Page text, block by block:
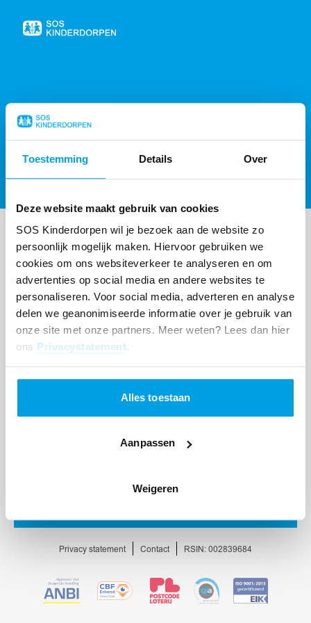
Toestemming Details Over
Deze website maakt gebruik van cookies
SOS Kinderdorpen wil je bezoek aan de website zo
persoonlijk mogelijk maken. Hiervoor gebruiken we
cookies om ons websiteverkeer te analyseren en om
advertenties op social media en andere websites te
personaliseren. Voor social media, adverteren en analyse
delen we geanonimiseerde informatie over je gebruik van
onze site met onze partners. Meer weten? Lees dan hier
ons Privacystatement.
Alles toestaan
Aanpassen
Weigeren
Naar
404, PAGINA NIET GEVONDEN
probeer de homepaginaofneem contact op
naar
homepage
Privacy statement Contact RSIN: 002839684